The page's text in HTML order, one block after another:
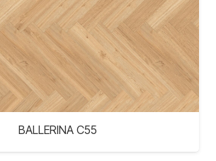
BALLERINA C55